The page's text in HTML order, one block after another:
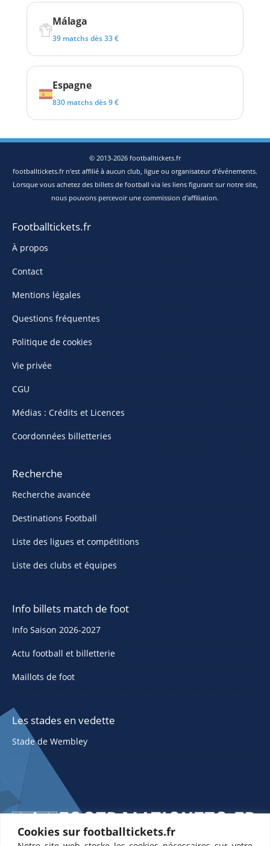
Cookies sur footballtickets.fr
Málaga
39 matchs dès 33 €
Espagne
830 matchs dès 9 €
© 2013-2026 footballtickets.fr
footballtickets.fr n'est affilié à aucun club, ligue ou organisateur d'événements.
Lorsque vous achetez des billets de football via les liens figurant sur notre site,
nous pouvons percevoir une commission d'affiliation.
Footballtickets.fr
À propos
Contact
Mentions légales
Questions fréquentes
Politique de cookies
Vie privée
CGU
Médias : Crédits et Licences
Coordonnées billetteries
Recherche
Recherche avancée
Destinations Football
Liste des ligues et compétitions
Liste des clubs et équipes
Info billets match de foot
Info Saison 2026-2027
Actu football et billetterie
Maillots de foot
Les stades en vedette
Stade de Wembley